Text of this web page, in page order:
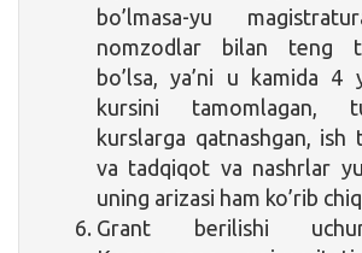
bo’lmasa-yu
nomzodlar bilan teng
bo’lsa, ya’ni u kamida 4
kursini tamomlagan,
kurslarga qatnashgan, ish
va tadqiqot va nashrlar
uning arizasi ham ko’rib
Grant berilishi